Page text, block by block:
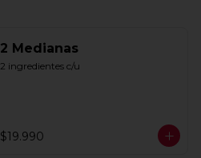
2 Medianas
2 ingredientes c/u
$19.990